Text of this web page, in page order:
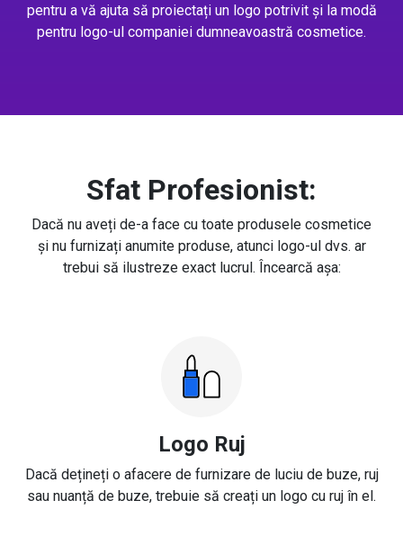
pentru a vă ajuta să proiectați un logo potrivit și la modă
pentru logo-ul companiei dumneavoastră cosmetice.
Sfat Profesionist:
Dacă nu aveți de-a face cu toate produsele cosmetice
și nu furnizați anumite produse, atunci logo-ul dvs. ar
trebui să ilustreze exact lucrul. Încearcă așa:
Logo Ruj
Dacă dețineți o afacere de furnizare de luciu de buze, ruj
sau nuanță de buze, trebuie să creați un logo cu ruj în el.